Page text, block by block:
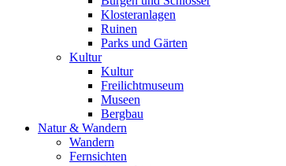
Klosteranlagen
Ruinen
Parks und Gärten
Kultur
Kultur
Freilichtmuseum
Museen
Bergbau
Natur & Wandern
Wandern
Fernsichten